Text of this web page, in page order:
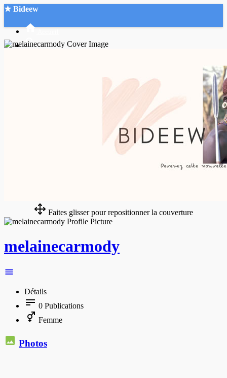
★ Bideew
Faites glisser pour repositionner la couverture
melainecarmody
Détails
0 Publications
Femme
Photos